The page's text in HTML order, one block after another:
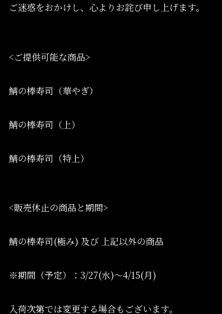
ご迷惑をおかけし、心よりお詫び申し上げます。
<ご提供可能な商品>
鯖の棒寿司（華やぎ）
鯖の棒寿司（上）
鯖の棒寿司（特上）
<販売休止の商品と期間>
鯖の棒寿司(極み) 及び 上記以外の商品
※期間（予定）：3/27(水)〜4/15(月)
入荷次第では変更する場合もございます。